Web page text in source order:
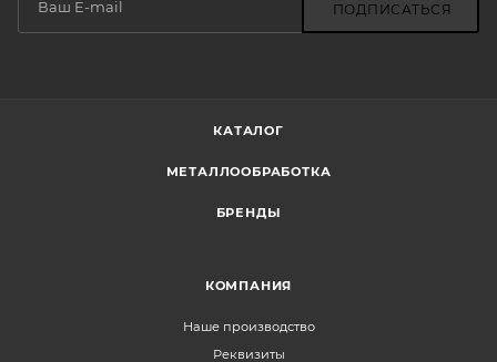
ПОДПИСАТЬСЯ
КАТАЛОГ
МЕТАЛЛООБРАБОТКА
БРЕНДЫ
КОМПАНИЯ
Наше производство
Реквизиты